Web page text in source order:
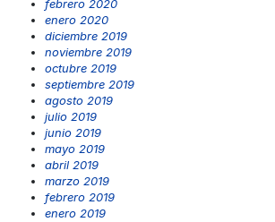
febrero 2020
enero 2020
diciembre 2019
noviembre 2019
octubre 2019
septiembre 2019
agosto 2019
julio 2019
junio 2019
mayo 2019
abril 2019
marzo 2019
febrero 2019
enero 2019